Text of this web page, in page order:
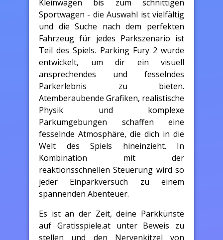
Kleinwagen bis zum schnittigen
Sportwagen - die Auswahl ist vielfältig
und die Suche nach dem perfekten
Fahrzeug für jedes Parkszenario ist
Teil des Spiels. Parking Fury 2 wurde
entwickelt, um dir ein visuell
ansprechendes und fesselndes
Parkerlebnis zu bieten.
Atemberaubende Grafiken, realistische
Physik und komplexe
Parkumgebungen schaffen eine
fesselnde Atmosphäre, die dich in die
Welt des Spiels hineinzieht. In
Kombination mit der
reaktionsschnellen Steuerung wird so
jeder Einparkversuch zu einem
spannenden Abenteuer.
Es ist an der Zeit, deine Parkkünste
auf Gratisspiele.at unter Beweis zu
stellen und den Nervenkitzel von